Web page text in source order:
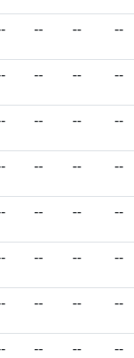
-- -- --
-- -- --
-- -- --
-- -- --
-- -- --
-- -- --
-- -- --
-- -- --